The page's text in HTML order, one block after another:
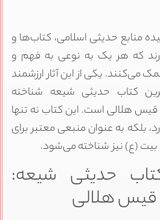
منابع حدیثی اسلامی، کتاب‌ها و
که هر یک به نوعی به فهم و
می‌کنند. یکی از این آثار ارزشمند
کتاب حدیثی شیعه شناخته
هلالی است. این کتاب نه تنها
بلکه به عنوان منبعی معتبر برای
بیت (ع) نیز شناخته می‌شود.
حدیثی شیعه:
قیس هلالی